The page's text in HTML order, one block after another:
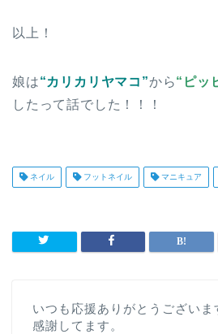
以上！
娘は“カリカリヤマコ”から“ピッ
したって話でした！！！
ネイル フットネイル マニキュア
いつも応援ありがとうございま
感謝してます。